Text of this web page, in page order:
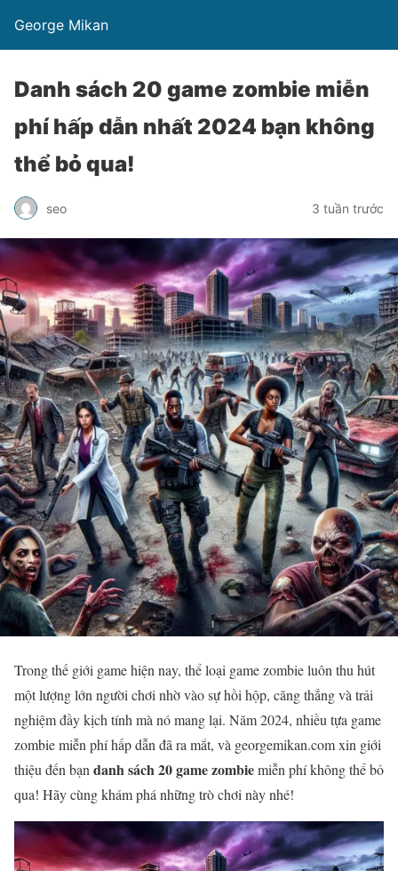
George Mikan
Danh sách 20 game zombie miễn
phí hấp dẫn nhất 2024 bạn không
thể bỏ qua!
seo 3 tuần trước
Trong thế giới game hiện nay, thể loại game zombie luôn thu hút
một lượng lớn người chơi nhờ vào sự hồi hộp, căng thẳng và trải
nghiệm đầy kịch tính mà nó mang lại. Năm 2024, nhiều tựa game
zombie miễn phí hấp dẫn đã ra mắt, và georgemikan.com xin giới
thiệu đến bạn danh sách 20 game zombiemiễn phí không thể bỏ
qua! Hãy cùng khám phá những trò chơi này nhé!